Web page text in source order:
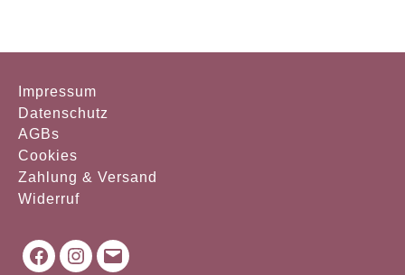
Impressum
Datenschutz
AGBs
Cookies
Zahlung & Versand
Widerruf
Facebook
Instagram
Mail